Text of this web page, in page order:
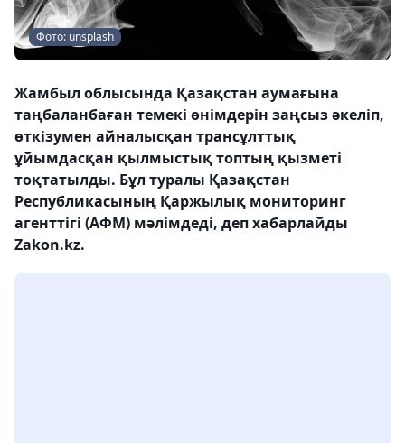
Фото: unsplash
Жамбыл облысында Қазақстан аумағына
таңбаланбаған темекі өнімдерін заңсыз әкеліп,
өткізумен айналысқан трансұлттық
ұйымдасқан қылмыстық топтың қызметі
тоқтатылды. Бұл туралы Қазақстан
Республикасының Қаржылық мониторинг
агенттігі (АФМ) мәлімдеді, деп хабарлайды
Zakon.kz.